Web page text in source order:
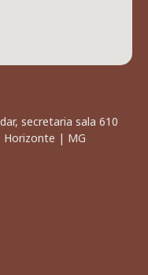
secretaria sala 610
Horizonte | MG